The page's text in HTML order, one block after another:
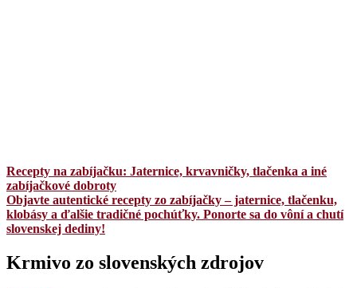
Recepty na zabíjačku: Jaternice, krvavničky, tlačenka a iné
zabíjačkové dobroty
Objavte autentické recepty zo zabíjačky – jaternice, tlačenku,
klobásy a ďalšie tradičné pochúťky. Ponorte sa do vôní a chutí
slovenskej dediny!
Krmivo zo slovenských zdrojov